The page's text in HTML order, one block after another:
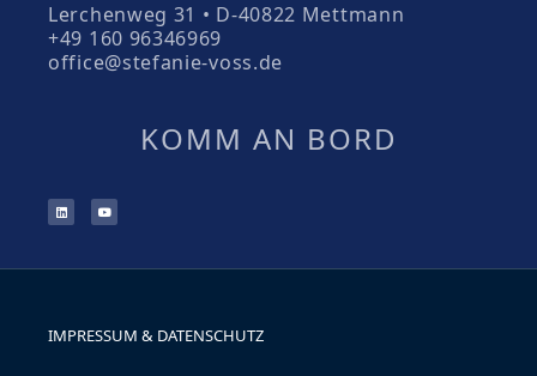
Lerchenweg 31 • D-40822 Mettmann
+49 160 96346969
office@stefanie-voss.de
KOMM AN BORD
IMPRESSUM & DATENSCHUTZ